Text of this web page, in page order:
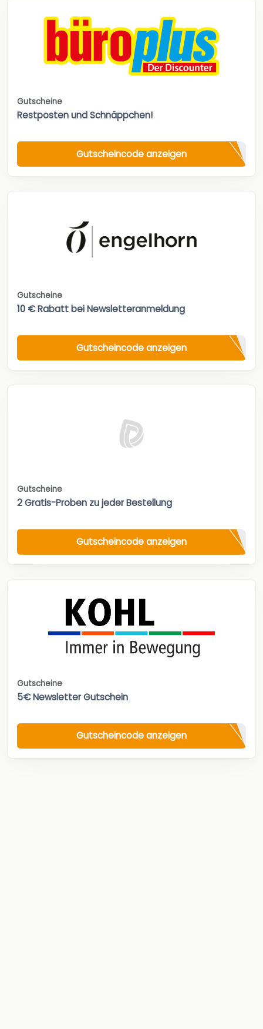
Gutscheine
Restposten und Schnäppchen!
Gutscheincode anzeigen
Gutscheine
10 € Rabatt bei Newsletteranmeldung
Gutscheincode anzeigen
Gutscheine
2 Gratis-Proben zu jeder Bestellung
Gutscheincode anzeigen
Gutscheine
5€ Newsletter Gutschein
Gutscheincode anzeigen